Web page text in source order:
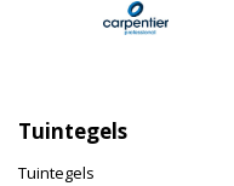
Tuintegels
Tuintegels